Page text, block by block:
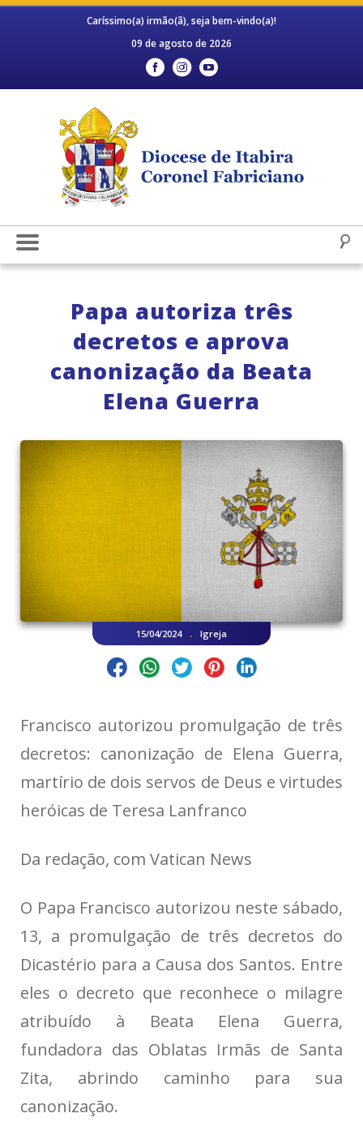
Caríssimo(a) irmão(ã), seja bem-vindo(a)!
09 de agosto de 2026
Papa autoriza três
decretos e aprova
canonização da Beata
Elena Guerra
15/04/2024 . Igreja
Francisco autorizou promulgação de três
decretos: canonização de Elena Guerra,
martírio de dois servos de Deus e virtudes
heróicas de Teresa Lanfranco
Da redação, com Vatican News
O Papa Francisco autorizou neste sábado,
13, a promulgação de três decretos do
Dicastério para a Causa dos Santos. Entre
eles o decreto que reconhece o milagre
atribuído à Beata Elena Guerra,
fundadora das Oblatas Irmãs de Santa
Zita, abrindo caminho para sua
canonização.